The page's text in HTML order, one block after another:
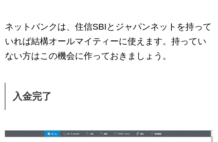
ネットバンクは、住信SBIとジャパンネットを持って
いれば結構オールマイティーに使えます。持ってい
ない方はこの機会に作っておきましょう。
入金完了